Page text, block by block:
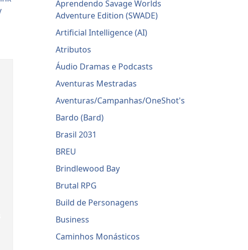
Aprendendo Savage Worlds
Adventure Edition (SWADE)
Artificial Intelligence (AI)
Atributos
Áudio Dramas e Podcasts
Aventuras Mestradas
Aventuras/Campanhas/OneShot's
Bardo (Bard)
Brasil 2031
BREU
Brindlewood Bay
Brutal RPG
Build de Personagens
Business
Caminhos Monásticos